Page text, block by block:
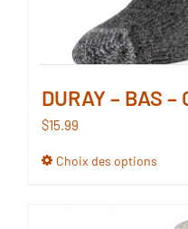
DURAY – BAS –
$15.99
Choix des options